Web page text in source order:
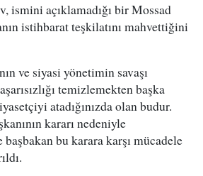
ismini açıklamadığı bir Mossad
istihbarat teşkilatını mahvettiğini
ve siyasi yönetimin savaşı
temizlemekten başka
atadığınızda olan budur.
kararı nedeniyle
bu karara karşı mücadele